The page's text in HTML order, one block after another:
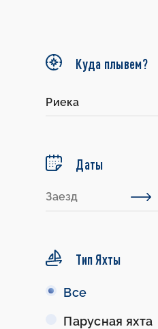
Куда плывем?
Даты
Тип Яхты
Тип
Все
Парусная яхта